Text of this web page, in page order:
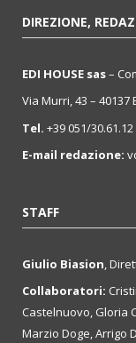
DIREZIONE,
EDI HOUSE sas–
Via Murri, 43 – 40137
Tel. +39 051/30.61.12
E-mail redazione:
STAFF
Giulio Biasion,
Collaboratori:
Castelnuovo, Gloria
Marzio Doge, Arrigo